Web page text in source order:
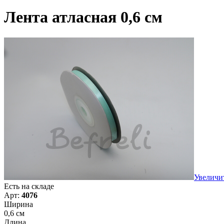
Лента атласная 0,6 см
Есть на складе
Арт: 4076
Ширина
0,6 см
Длина